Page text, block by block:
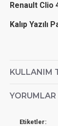
Renault Clio
Kalıp Yazılı
KULLANIM
YORUMLAR
Etiketler: